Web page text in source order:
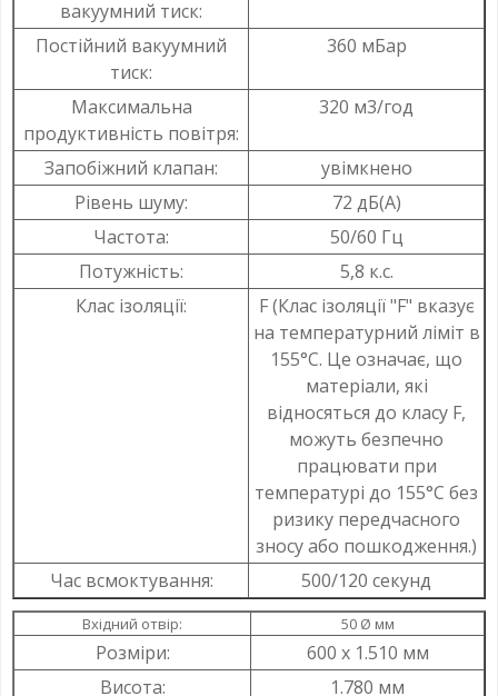
вакуумний тиск:
Постійний вакуумний
тиск:
360 мБар
Максимальна
продуктивність повітря:
320 м3/год
Запобіжний клапан:
увімкнено
Рівень шуму:
72 дБ(А)
Частота:
50/60 Гц
Потужність:
5,8 к.с.
Клас ізоляції:
F (Клас ізоляції "F" вказує
на температурний ліміт в
155°C. Це означає, що
матеріали, які
відносяться до класу F,
можуть безпечно
працювати при
температурі до 155°C без
ризику передчасного
зносу або пошкодження.)
Час всмоктування:
500/120 секунд
Вхідний отвір: 50 Ø мм
Розміри:
600 x 1.510 мм
Висота:
1.780 мм